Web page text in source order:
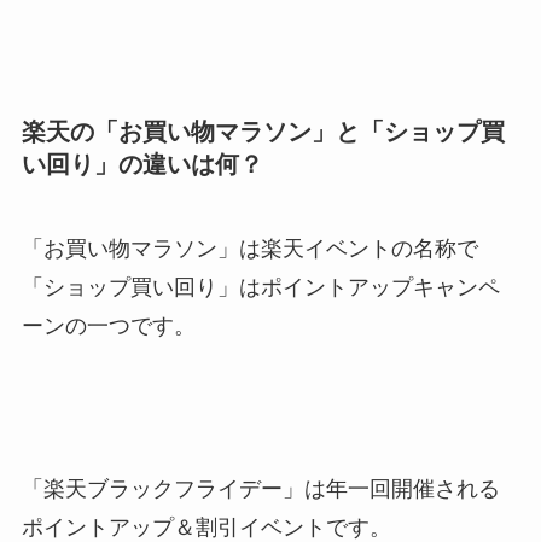
楽天の「お買い物マラソン」と「ショップ買
い回り」の違いは何？
「お買い物マラソン」は楽天イベントの名称で
「ショップ買い回り」はポイントアップキャンペ
ーンの一つです。
「楽天ブラックフライデー」は年一回開催される
ポイントアップ＆割引イベントです。